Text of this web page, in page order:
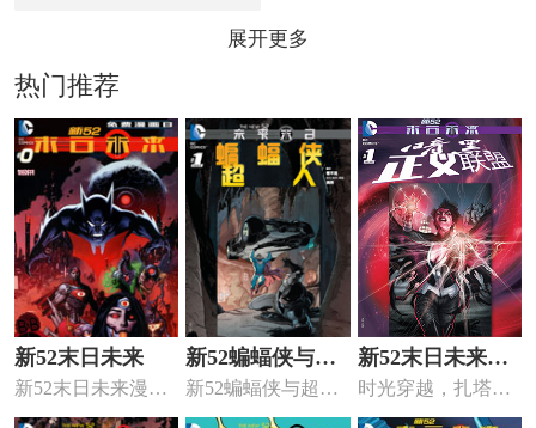
展开更多
热门推荐
新52末日未来
新52末日未来漫画
免费阅读，新52末
新52蝙蝠侠与超
人未来末日
新52蝙蝠侠与超人
未来末日。
新52末日未来暗
黑正义联盟
时光穿越，扎塔娜
该如何摆脱那永恒